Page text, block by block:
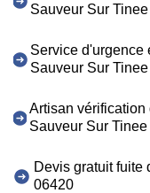
Sauveur Sur
Service d'urgence
Sauveur Sur
Artisan vérification
Sauveur Sur
Devis gratuit fuite
06420